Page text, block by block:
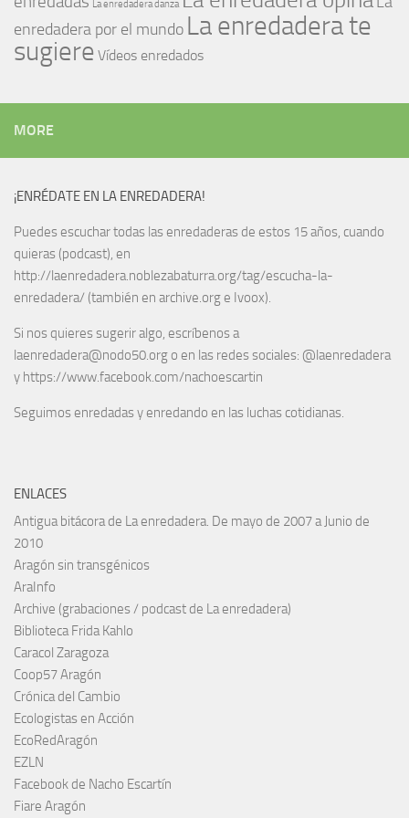
La enredadera danza
enredadera por el mundo La enredadera te
sugiere Vídeos enredados
MORE
¡ENRÉDATE EN LA ENREDADERA!
Puedes escuchar todas las enredaderas de estos 15 años, cuando
quieras (podcast), en
http://laenredadera.noblezabaturra.org/tag/escucha-la-
enredadera/ (también en archive.org e Ivoox).
Si nos quieres sugerir algo, escríbenos a
laenredadera@nodo50.org o en las redes sociales: @laenredadera
y https://www.facebook.com/nachoescartin
Seguimos enredadas y enredando en las luchas cotidianas.
ENLACES
Antigua bitácora de La enredadera. De mayo de 2007 a Junio de
2010
Aragón sin transgénicos
AraInfo
Archive (grabaciones / podcast de La enredadera)
Biblioteca Frida Kahlo
Caracol Zaragoza
Coop57 Aragón
Crónica del Cambio
Ecologistas en Acción
EcoRedAragón
EZLN
Facebook de Nacho Escartín
Fiare Aragón